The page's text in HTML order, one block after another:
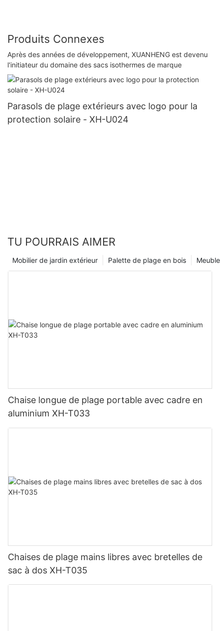
Produits Connexes
Après des années de développement, XUANHENG est devenu
l'initiateur du domaine des sacs isothermes de marque
Parasols de plage extérieurs avec logo pour la
protection solaire - XH-U024
TU POURRAIS AIMER
Palette de plage en bois
Mobilier de jardin extérieur
Chaise longue de plage portable avec cadre en
aluminium XH-T033
Chaises de plage mains libres avec bretelles de
sac à dos XH-T035